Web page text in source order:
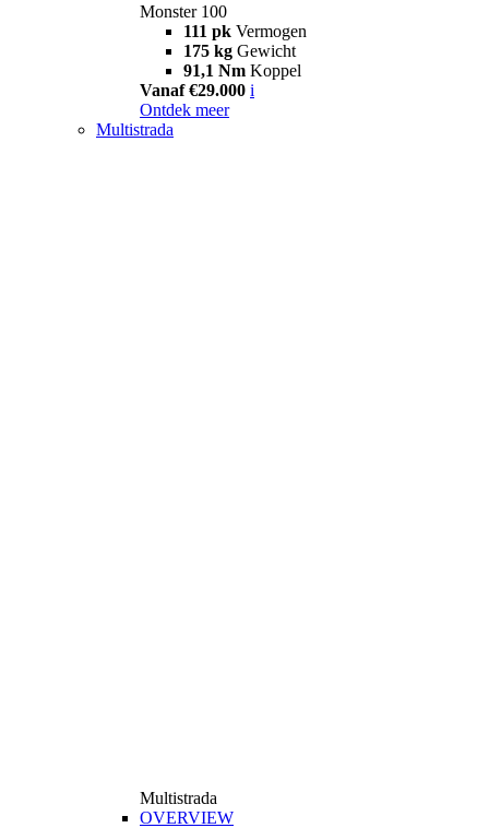
Monster 100
111 pk Vermogen
175 kg Gewicht
91,1 Nm Koppel
Vanaf €29.000 i
Ontdek meer
Multistrada
Multistrada
OVERVIEW